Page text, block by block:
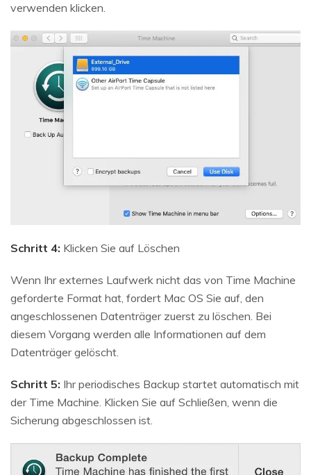
verwenden klicken.
Schritt 4: Klicken Sie auf Löschen
Wenn Ihr externes Laufwerk nicht das von Time Machine
geforderte Format hat, fordert Mac OS Sie auf, den
angeschlossenen Datenträger zuerst zu löschen. Bei
diesem Vorgang werden alle Informationen auf dem
Datenträger gelöscht.
Schritt 5: Ihr periodisches Backup startet automatisch mit
der Time Machine. Klicken Sie auf Schließen, wenn die
Sicherung abgeschlossen ist.